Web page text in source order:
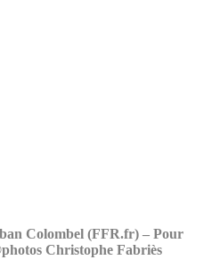
Colombel (FFR.fr) – Pour
Christophe Fabriès